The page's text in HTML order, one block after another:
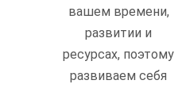
вашем времени,
развитии и
ресурсах, поэтому
развиваем себя